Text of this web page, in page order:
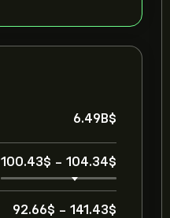
6.49B‎$‎
100.43‎$‎ - 104.34‎$‎
92.66‎$‎ - 141.43‎$‎